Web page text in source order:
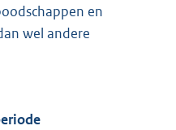
en
wel andere